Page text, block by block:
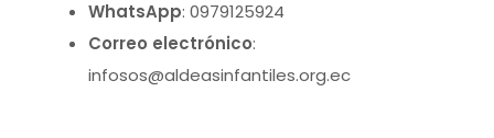
WhatsApp: 0979125924
Correo electrónico:
infosos@aldeasinfantiles.org.ec